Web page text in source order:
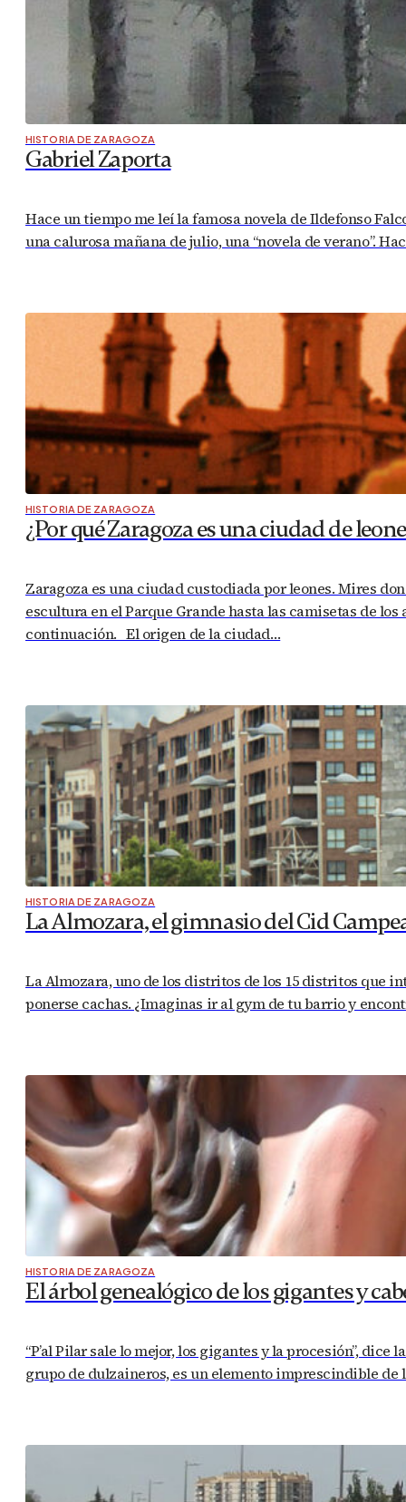
HISTORIA DE ZARAGOZA
Gabriel Zaporta
Hace un tiempo me leí la famosa novela de Ildefonso
una calurosa mañana de julio, una “novela de verano”.
HISTORIA DE ZARAGOZA
¿Por qué Zaragoza es una ciudad de
Zaragoza es una ciudad custodiada por leones. Mires
escultura en el Parque Grande hasta las camisetas de
continuación. El origen de la ciudad…
HISTORIA DE ZARAGOZA
La Almozara, el gimnasio del Cid
La Almozara, uno de los distritos de los 15 distritos que
ponerse cachas. ¿Imaginas ir al gym de tu barrio y
HISTORIA DE ZARAGOZA
El árbol genealógico de los gigantes y
“P’al Pilar sale lo mejor, los gigantes y la procesión”,
grupo de dulzaineros, es un elemento imprescindible de